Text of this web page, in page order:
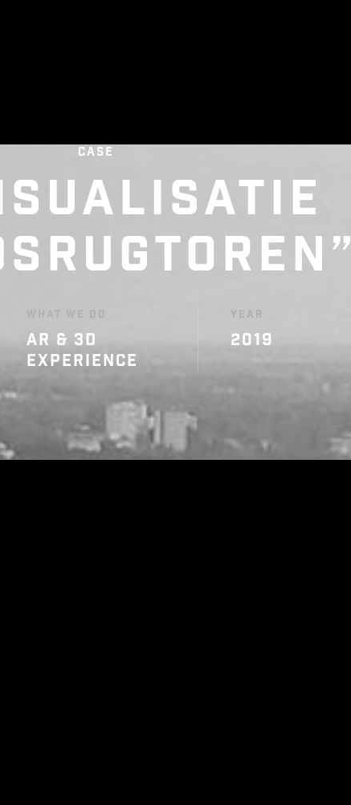
CASE
AR & 3D
EXPERIENCE
YEAR
2019